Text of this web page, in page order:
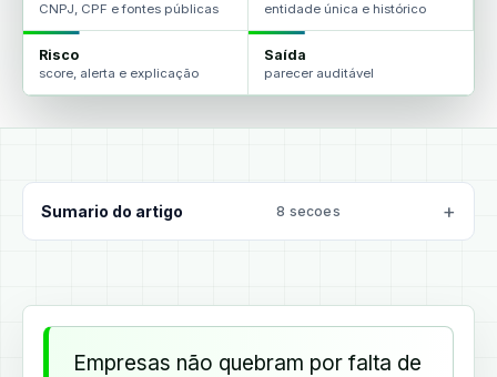
CNPJ, CPF e fontes públicas entidade única e histórico
Risco
score, alerta e explicação
Saída
parecer auditável
Sumario do artigo 8 secoes
Empresas não quebram por falta de